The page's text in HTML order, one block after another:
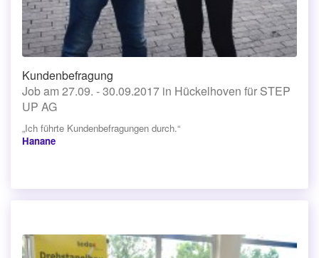
Kundenbefragung
Job am 27.09. - 30.09.2017 in Hückelhoven für STEP
UP AG
„Ich führte Kundenbefragungen durch.“
Hanane